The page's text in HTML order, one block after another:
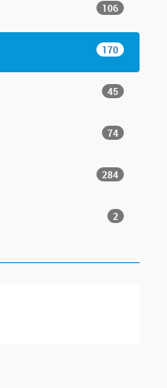
106
170
45
74
284
2